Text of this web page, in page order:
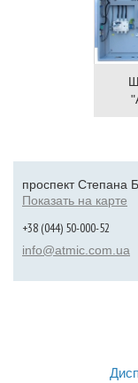
проспект Степана
Показать на карте
+38 (044) 50-000-52
info@atmic.com.ua